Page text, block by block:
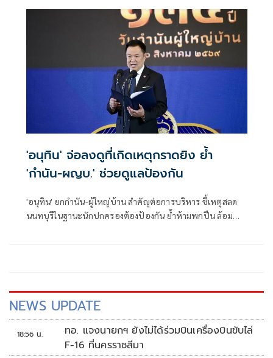
แข็งแรง
'อนุทิน' จ่อลงดูที่เกิดเหตุกราดยิง ย้ำ
'กำนัน-ผญบ.' ช่วยดูแลป้องกัน
'อนุทิน' ยกกำนัน-ผู้ใหญ่บ้าน สำคัญต่อการบริหาร ชี้เหตุสลด
นนทบุรีในฐานะนักปกครองต้องป้องกัน ย้ำห้ามพกปืน ล้อม
NEWS UPDATE
18:56 น.
ทอ. แจงนายกฯ ยังไม่ได้ร่วมบินเครื่องบินขับไล่
F-16 ที่นครราชสีมา